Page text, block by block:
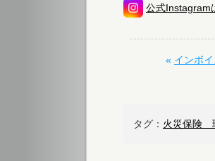
公式Instagram
« インボ
タグ： 火災保険